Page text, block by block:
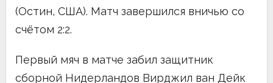
(Остин, США). Матч завершился вничью со
счётом 2:2.
Первый мяч в матче забил защитник
сборной Нидерландов Вирджил ван Дейк